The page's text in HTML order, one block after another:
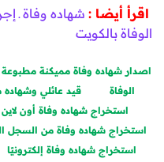
اقرأ أيضا : شهاده وفاة ـ
الوفاة بالكويت
اصدار شهاده وفاة مميكنة
الوفاة
قيد عائلي وشهاده
استخراج شهاده وفاة أون
استخراج شهاده وفاة من السجل
استخراج شهاده وفاة إلكترونيًا